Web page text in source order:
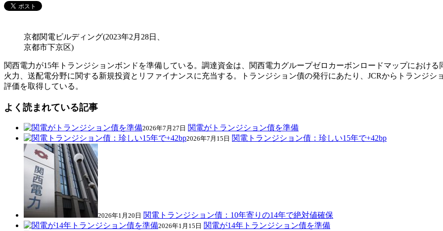
京都関電ビルディング(2023年2月28日、
京都市下京区)
関西電力が15年トランジションボンドを準備している。調達資金は、関西電力グループゼロカーボンロードマップにおけ
火力、送配電分野に関する新規投資とリファイナンスに充当する。トランジション債の発行にあたり、JCRからトランジ
評価を取得している。
よく読まれている記事
2026年7月27日 関電がトランジション債を準備
2026年7月15日 関電トランジション債：珍しい15年で+42bp
2026年1月20日 関電トランジション債：10年寄りの14年で絶対値確保
2026年1月15日 関電が14年トランジション債を準備